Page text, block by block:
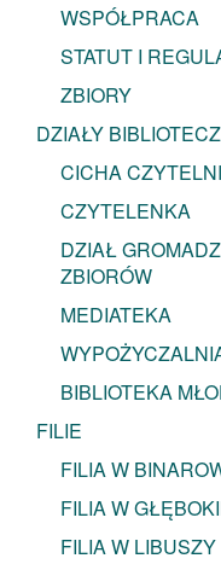
WSPÓŁPRACA
STATUT I
ZBIORY
DZIAŁY
CICHA
CZYTELENKA
DZIAŁ
ZBIORÓW
MEDIATEKA
BIBLIOTEKA
FILIE
FILIA W
FILIA W
FILIA W LIBUSZY